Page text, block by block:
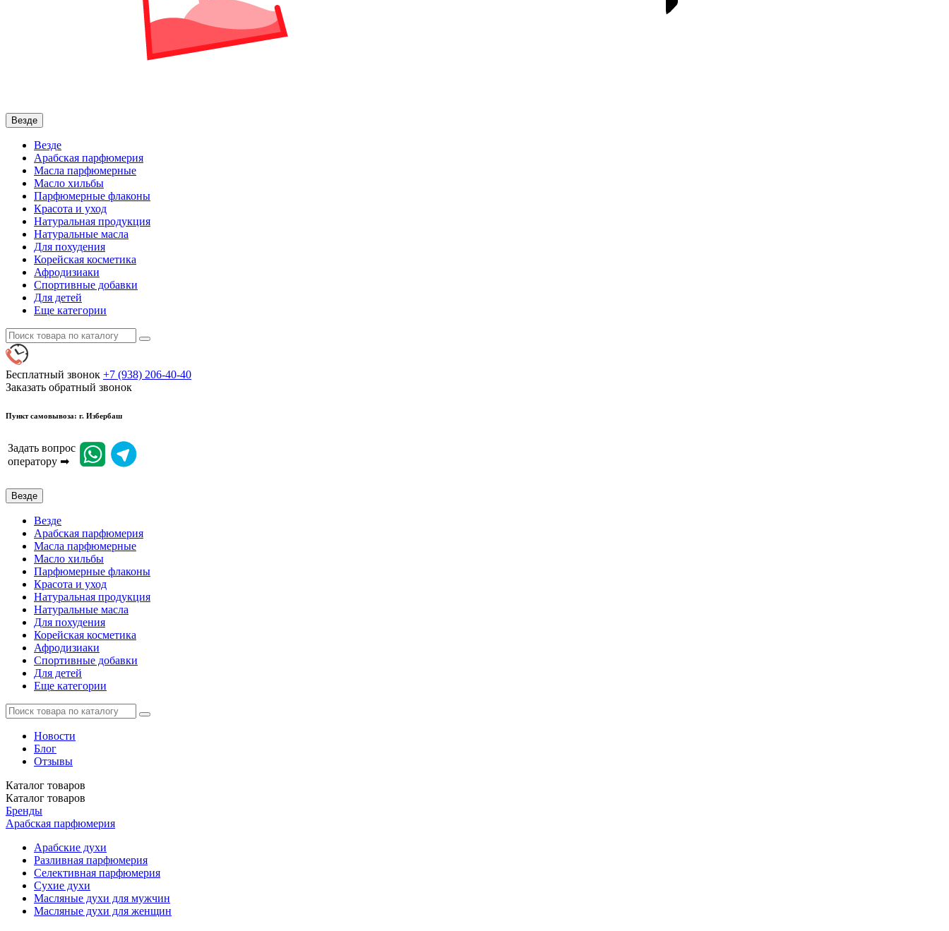
Везде
Везде
Арабская парфюмерия
Масла парфюмерные
Масло хильбы
Парфюмерные флаконы
Красота и уход
Натуральная продукция
Натуральные масла
Для похудения
Корейская косметика
Афродизиаки
Спортивные добавки
Для детей
Еще категории
Бесплатный звонок +7 (938) 206-40-40
Заказать обратный звонок
Пункт самовывоза: г. Избербаш
Задать вопрос
оператору ➡
Везде
Везде
Арабская парфюмерия
Масла парфюмерные
Масло хильбы
Парфюмерные флаконы
Красота и уход
Натуральная продукция
Натуральные масла
Для похудения
Корейская косметика
Афродизиаки
Спортивные добавки
Для детей
Еще категории
Новости
Блог
Отзывы
Каталог товаров
Каталог товаров
Бренды
Арабская парфюмерия
Арабские духи
Разливная парфюмерия
Селективная парфюмерия
Сухие духи
Масляные духи для мужчин
Масляные духи для женщин